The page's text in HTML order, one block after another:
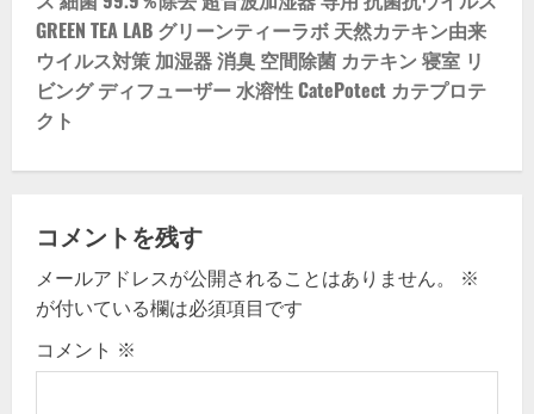
n
a
v
i
g
a
t
i
GREEN TEA LAB グリーンティーラボ 天然カテキン由来
ウイルス対策 加湿器 消臭 空間除菌 カテキン 寝室 リ
ビング ディフューザー 水溶性 CatePotect カテプロテ
クト
コメントを残す
メールアドレスが公開されることはありません。
※
が付いている欄は必須項目です
コメント ※